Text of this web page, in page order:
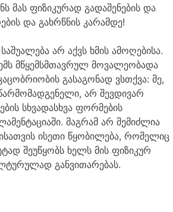
მას ფიზიკურად გადაშენების და
და გახრწნის კარამდე!
არ აქვს ხმის ამოღებისა.
მწყემსმთავრულ მოვალეობადა
გასაგონად ვსთქვა: მე,
არ შევდივარ
სხვადასხვა ფორმების
მაგრამ არ შემიძლია
ისეთი წყობილება, რომელიც
შეუწყობს ხელს მის ფიზიკურ
განვითარებას.